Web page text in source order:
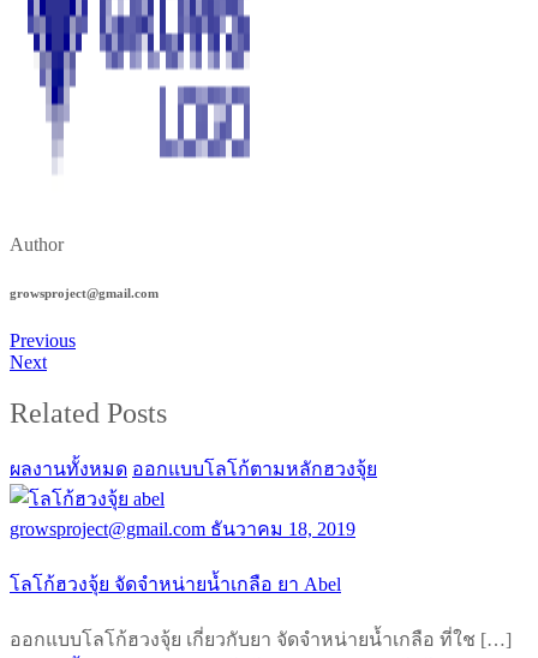
Author
growsproject@gmail.com
Previous
Next
Related Posts
ผลงานทั้งหมด ออกแบบโลโก้ตามหลักฮวงจุ้ย
growsproject@gmail.com ธันวาคม 18, 2019
โลโก้ฮวงจุ้ย จัดจำหน่ายน้ำเกลือ ยา Abel
ออกแบบโลโก้ฮวงจุ้ย เกี่ยวกับยา จัดจำหน่ายน้ำเกลือ ที่ใช […]